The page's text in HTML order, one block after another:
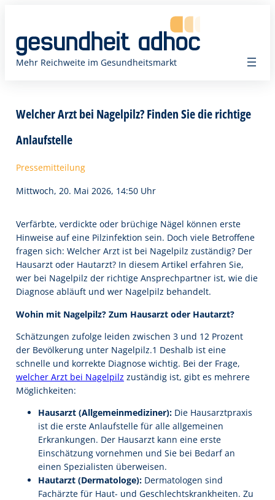
springen
Mehr Reichweite im Gesundheitsmarkt
Welcher Arzt bei Nagelpilz? Finden Sie die richtige
Anlaufstelle
Pressemitteilung
Mittwoch, 20. Mai 2026, 14:50 Uhr
Verfärbte, verdickte oder brüchige Nägel können erste
Hinweise auf eine Pilzinfektion sein. Doch viele Betroffene
fragen sich: Welcher Arzt ist bei Nagelpilz zuständig? Der
Hausarzt oder Hautarzt? In diesem Artikel erfahren Sie,
wer bei Nagelpilz der richtige Ansprechpartner ist, wie die
Diagnose abläuft und wer Nagelpilz behandelt.
Wohin mit Nagelpilz? Zum Hausarzt oder Hautarzt?
Schätzungen zufolge leiden zwischen 3 und 12 Prozent
der Bevölkerung unter Nagelpilz.1 Deshalb ist eine
schnelle und korrekte Diagnose wichtig. Bei der Frage,
welcher Arzt bei Nagelpilz zuständig ist, gibt es mehrere
Möglichkeiten:
Hausarzt (Allgemeinmediziner): Die Hausarztpraxis
ist die erste Anlaufstelle für alle allgemeinen
Erkrankungen. Der Hausarzt kann eine erste
Einschätzung vornehmen und Sie bei Bedarf an
einen Spezialisten überweisen.
Hautarzt (Dermatologe): Dermatologen sind
Fachärzte für Haut- und Geschlechtskrankheiten. Zu